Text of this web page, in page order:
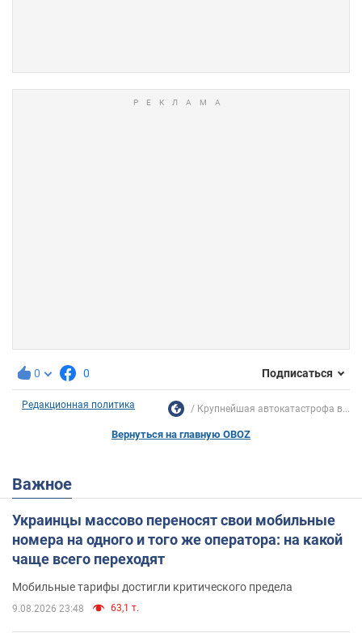
0 0 Подписаться
Редакционная политика Крупнейшая автокатастрофа в...
Вернуться на главную OBOZ
Важное
Украинцы массово переносят свои мобильные
номера на одного и того же оператора: на какой
чаще всего переходят
Мобильные тарифы достигли критического предела
9.08.2026 23:48 63,1 т.